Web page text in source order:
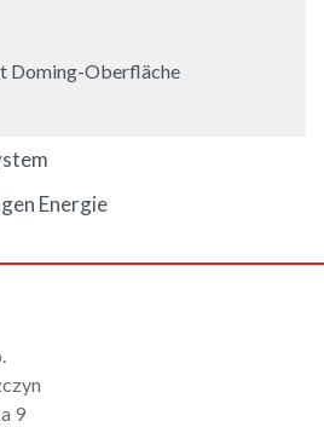
Doming-Oberfläche
Energie
9